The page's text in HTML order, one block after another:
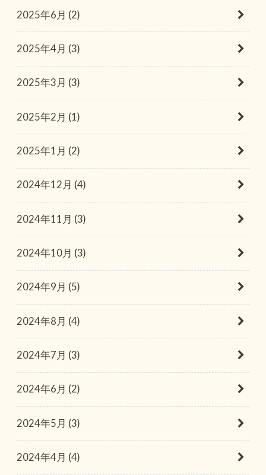
2025年6月 (2)
2025年4月 (3)
2025年3月 (3)
2025年2月 (1)
2025年1月 (2)
2024年12月 (4)
2024年11月 (3)
2024年10月 (3)
2024年9月 (5)
2024年8月 (4)
2024年7月 (3)
2024年6月 (2)
2024年5月 (3)
2024年4月 (4)